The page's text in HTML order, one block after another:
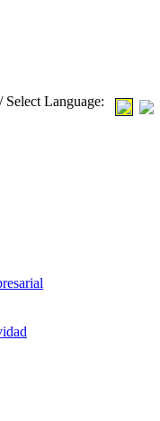
Select Language: